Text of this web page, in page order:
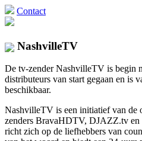
Contact
NashvilleTV
De tv-zender NashvilleTV is begin
distributeurs van start gegaan en is
beschikbaar.
NashvilleTV is een initiatief van de
zenders BravaHDTV, DJAZZ.tv
richt zich op de liefhebbers van